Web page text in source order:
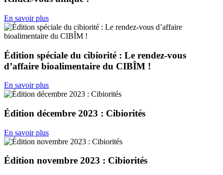
En savoir plus
Édition spéciale du cibiorité : Le rendez-vous
d’affaire bioalimentaire du CIBÎM !
En savoir plus
Édition décembre 2023 : Cibiorités
En savoir plus
Édition novembre 2023 : Cibiorités